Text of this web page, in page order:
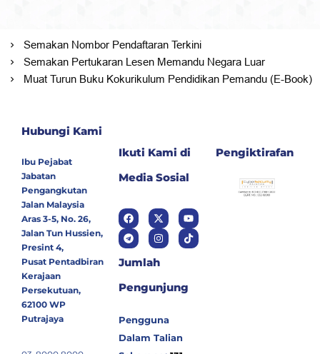
Semakan Nombor Pendaftaran Terkini
Semakan Pertukaran Lesen Memandu Negara Luar
Muat Turun Buku Kokurikulum Pendidikan Pemandu (E-Book)
Hubungi Kami
Ibu Pejabat
Jabatan
Pengangkutan
Jalan Malaysia
Aras 3-5, No. 26,
Jalan Tun Hussien,
Presint 4,
Pusat Pentadbiran
Kerajaan
Persekutuan,
62100 WP
Putrajaya
Ikuti Kami di
Media Sosial
Jumlah
Pengunjung
Pengguna
Dalam Talian
Pengiktirafan